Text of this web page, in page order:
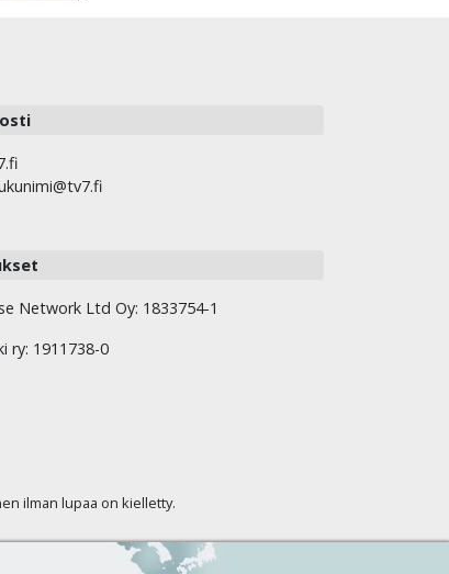
Network Ltd Oy: 1833754-1
ry: 1911738-0
ilman lupaa on kielletty.